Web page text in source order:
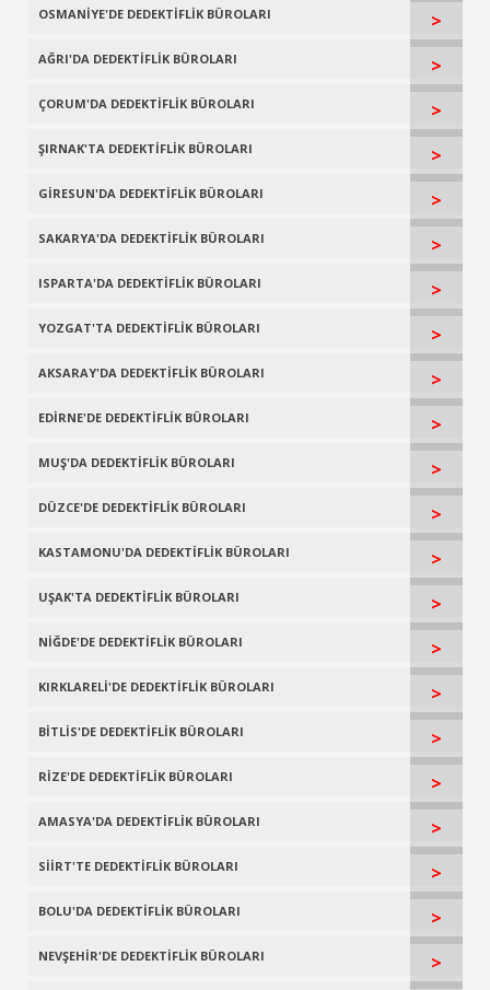
OSMANİYE'DE DEDEKTİFLİK BÜROLARI >
AĞRI'DA DEDEKTİFLİK BÜROLARI >
ÇORUM'DA DEDEKTİFLİK BÜROLARI >
ŞIRNAK'TA DEDEKTİFLİK BÜROLARI >
GİRESUN'DA DEDEKTİFLİK BÜROLARI >
SAKARYA'DA DEDEKTİFLİK BÜROLARI >
ISPARTA'DA DEDEKTİFLİK BÜROLARI >
YOZGAT'TA DEDEKTİFLİK BÜROLARI >
AKSARAY'DA DEDEKTİFLİK BÜROLARI >
EDİRNE'DE DEDEKTİFLİK BÜROLARI >
MUŞ'DA DEDEKTİFLİK BÜROLARI >
DÜZCE'DE DEDEKTİFLİK BÜROLARI >
KASTAMONU'DA DEDEKTİFLİK BÜROLARI >
UŞAK'TA DEDEKTİFLİK BÜROLARI >
NİĞDE'DE DEDEKTİFLİK BÜROLARI >
KIRKLARELİ'DE DEDEKTİFLİK BÜROLARI >
BİTLİS'DE DEDEKTİFLİK BÜROLARI >
RİZE'DE DEDEKTİFLİK BÜROLARI >
AMASYA'DA DEDEKTİFLİK BÜROLARI >
SİİRT'TE DEDEKTİFLİK BÜROLARI >
BOLU'DA DEDEKTİFLİK BÜROLARI >
NEVŞEHİR'DE DEDEKTİFLİK BÜROLARI >